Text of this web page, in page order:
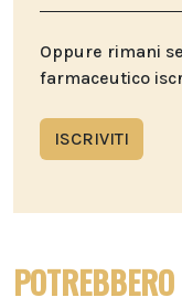
Oppure rimani
farmaceutico
ISCRIVITI